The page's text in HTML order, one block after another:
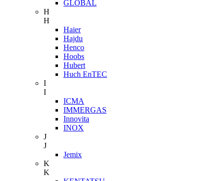
GLOBAL
H
H
Haier
Hajdu
Henco
Hoobs
Hubert
Huch EnTEC
I
I
ICMA
IMMERGAS
Innovita
INOX
J
J
Jemix
K
K